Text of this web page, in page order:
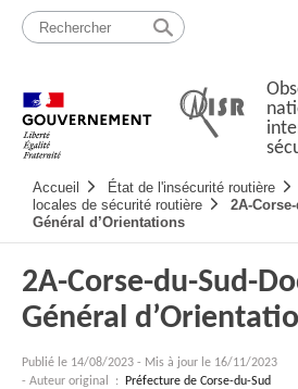
Passer
contenu
principale
Accueil État de l'insécurité routière
locales de sécurité routière
2A-
Général d’Orientations
2A-Corse-du-Sud-
Général
Publié le 14/08/2023 - Mis à jour le 16/11/2023
- Auteur original :
Préfecture de Corse-du-Sud